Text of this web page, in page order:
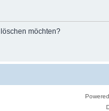
möchten?